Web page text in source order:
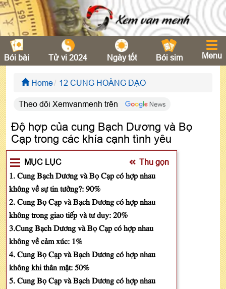
Bói bài Tử vi 2024 Ngày tốt Bói sim Menu
Home 12 CUNG HOÀNG ĐẠO
Theo dõi Xemvanmenh trên
Độ hợp của cung Bạch Dương và Bọ
Cạp trong các khía cạnh tình yêu
MỤC LỤC Thu gọn
1. Cung Bạch Dương và Bọ Cạp có hợp nhau
không về sự tin tưởng?: 90%
2. Cung Bọ Cạp và Bạch Dương có hợp nhau
không trong giao tiếp và tư duy: 20%
3.Cung Bạch Dương và Bọ Cạp có hợp nhau
không về cảm xúc: 1%
4. Cung Bọ Cạp và Bạch Dương có hợp nhau
không khi thân mật: 50%
5. Cung Bọ Cạp và Bạch Dương có hợp nhau